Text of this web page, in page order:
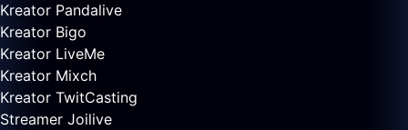
Kreator Pandalive
Kreator Bigo
Kreator LiveMe
Kreator Mixch
Kreator TwitCasting
Streamer Joilive